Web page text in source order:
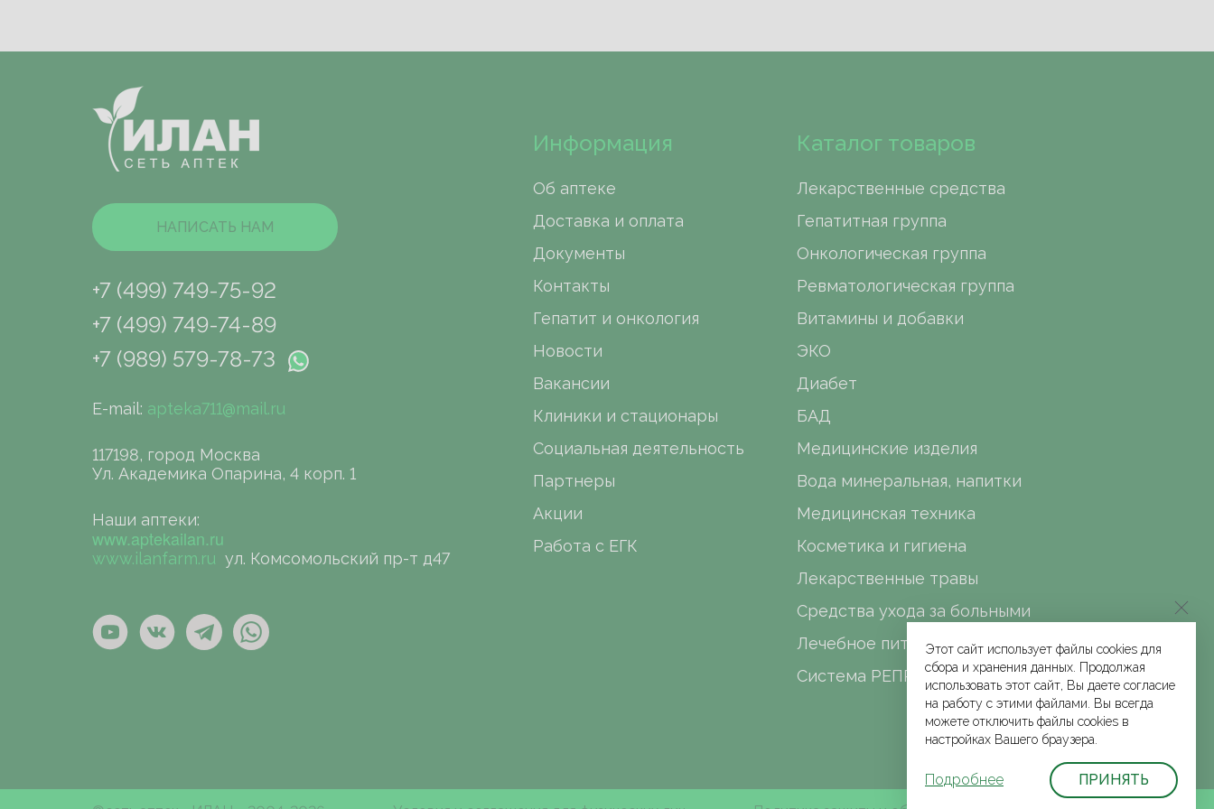
НАПИСАТЬ НАМ
+7 (499) 749-75-92
+7 (499) 749-74-89
+7 (989) 579-78-73
E-mail: apteka711@mail.ru
117198, город Москва
Ул. Академика Опарина, 4 корп. 1
Наши аптеки:
www.aptekailan.ru
www.ilanfarm.ru ул. Комсомольский пр-т д47
Информация
Об аптеке
Доставка и оплата
Документы
Контакты
Гепатит и онкология
Новости
Вакансии
Клиники и стационары
Социальная деятельность
Партнеры
Акции
Работа с ЕГК
Каталог товаров
Лекарственные средства
Гепатитная группа
Онкологическая группа
Ревматологическая группа
Витамины и добавки
ЭКО
Диабет
БАД
Медицинские изделия
Вода минеральная, напитки
Медицинская техника
Косметика и гигиена
Лекарственные травы
Средства ухода за больными
Лечебное питание
Система РЕПРО
Этот сайт использует файлы cookies для
сбора и хранения данных. Продолжая
использовать этот сайт, Вы даете согласие
на работу с этими файлами. Вы всегда
можете отключить файлы cookies в
настройках Вашего браузера.
Подробнее ПРИНЯТЬ